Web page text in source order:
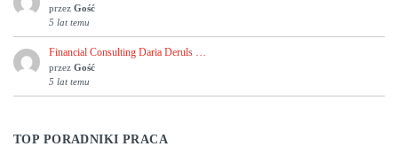
przez Gość
5 lat temu
Financial Consulting Daria Deruls …
przez Gość
5 lat temu
TOP PORADNIKI PRACA